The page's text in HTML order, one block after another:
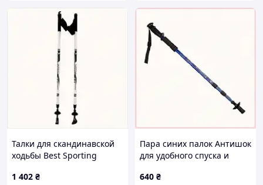
Талки для скандинавской
ходьбы Best Sporting
88T3291A8
1 402 ₴
Пара синих палок Антишок
для удобного спуска и
640 ₴